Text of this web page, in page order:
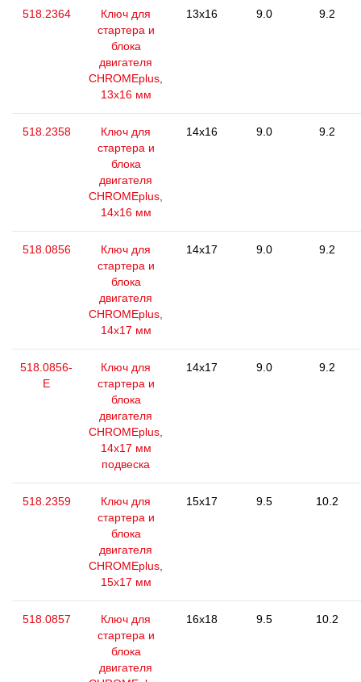
518.2364
Ключ для
стартера и
блока
двигателя
CHROMEplus,
13x16 мм
13x16 9.0 9.2
518.2358
Ключ для
стартера и
блока
двигателя
CHROMEplus,
14x16 мм
14x16 9.0 9.2
518.0856
Ключ для
стартера и
блока
двигателя
CHROMEplus,
14х17 мм
14x17 9.0 9.2
518.0856-
E
Ключ для
стартера и
блока
двигателя
CHROMEplus,
14х17 мм
подвеска
14x17 9.0 9.2
518.2359
Ключ для
стартера и
блока
двигателя
CHROMEplus,
15x17 мм
15x17 9.5 10.2
518.0857
Ключ для
стартера и
блока
двигателя
16x18 9.5 10.2